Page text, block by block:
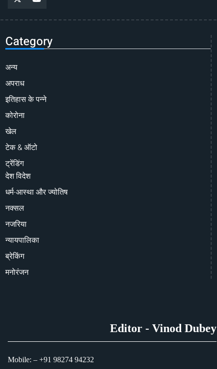
Category
अन्य
अपराध
इतिहास के पन्ने
कोरोना
खेल
टेक & ऑटो
ट्रेंडिंग
देश विदेश
धर्म-आस्था और ज्योतिष
नक्सल
नजरिया
न्यायपालिका
ब्रेकिंग
मनोरंजन
Editor - Vinod Dubey
Mobile: – +91 98274 94232